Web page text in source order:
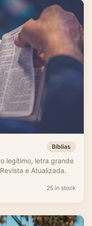
Bíblias
legítimo, letra grande
e Atualizada.
25 in stock